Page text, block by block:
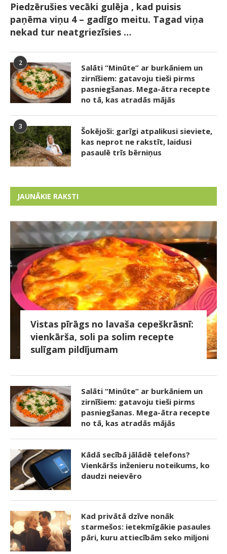
Piedzērušies vecāki gulēja , kad puisis
paņēma viņu 4 – gadīgo meitu. Tagad viņa
nekad tur neatgriezīsies …
2
Salāti “Minūte” ar burkāniem un
zirnīšiem: gatavoju tieši pirms
pasniegšanas. Mega-ātra recepte
no tā, kas atradās mājās
3
Šokējoši: garīgi atpalikusi sieviete,
kas neprot ne rakstīt, laidusi
pasaulē trīs bērniņus
JAUNĀKIE RAKSTI
Vistas pīrāgs no lavaša cepeškrāsnī:
vienkārša, soli pa solim recepte
sulīgam pildījumam
Salāti “Minūte” ar burkāniem un
zirnīšiem: gatavoju tieši pirms
pasniegšanas. Mega-ātra recepte
no tā, kas atradās mājās
Kādā secībā jālādē telefons?
Vienkāršs inženieru noteikums, ko
daudzi neievēro
Kad privātā dzīve nonāk
starmešos: ietekmīgākie pasaules
pāri, kuru attiecībām seko miljoni